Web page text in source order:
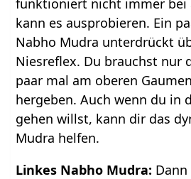
funktioniert nicht immer bei
kann es ausprobieren. Ein
Nabho Mudra unterdrückt
Niesreflex. Du brauchst nur
paar mal am oberen
hergeben. Auch wenn du in
gehen willst, kann dir das
Mudra helfen.
Linkes Nabho Mudra: